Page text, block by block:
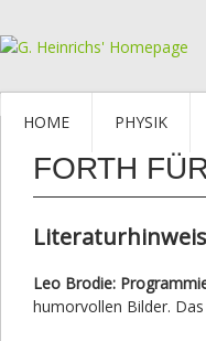
HOME PHYSIK
FORTH
Leo Brodie:
humorvollen Bilder.